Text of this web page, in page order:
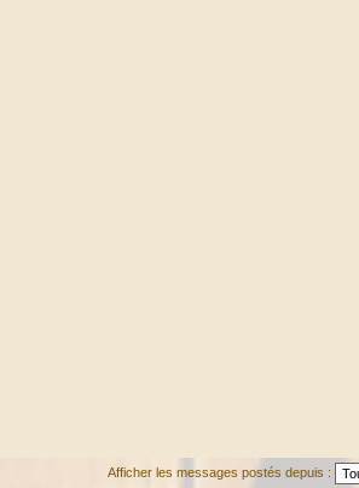
Afficher les messages postés depuis :